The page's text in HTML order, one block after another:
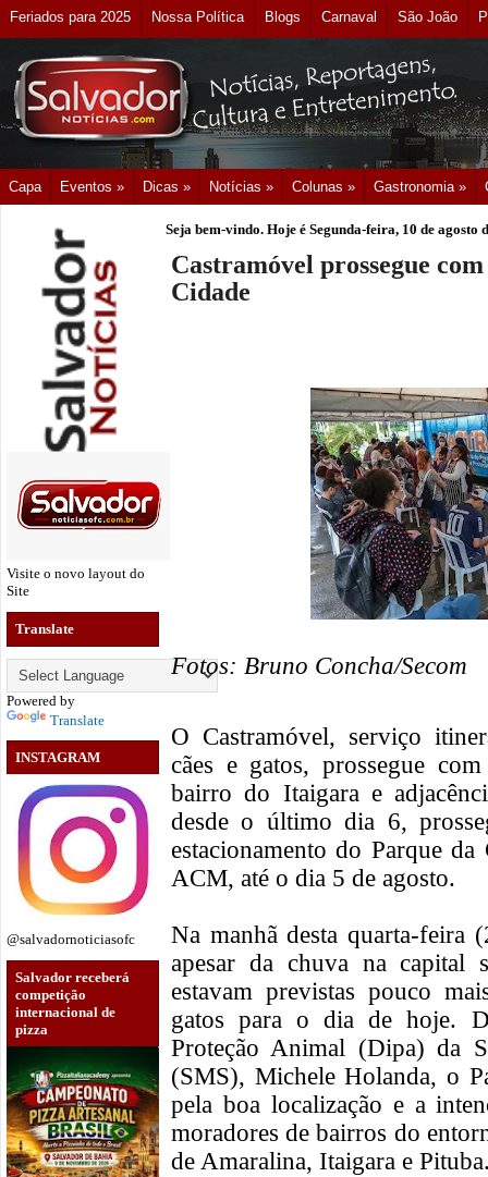
Feriados para 2025 Nossa Política Blogs Carnaval São João
Capa Eventos » Dicas » Notícias » Colunas » Gastronomia »
Visite o novo layout do
Site
Translate
Powered by
Translate
INSTAGRAM
@salvadornoticiasofc
Salvador receberá
competição
internacional de
pizza
Seja bem-vindo. Hoje é Segunda-feira, 10 de agosto
Castramóvel prossegue
Cidade
Fotos: Bruno Concha/Secom
O Castramóvel, serviço
cães e gatos, prossegue
bairro do Itaigara e
desde o último dia 6,
estacionamento do Parque
ACM, até o dia 5 de agosto.
Na manhã desta quarta-feira
apesar da chuva na capital
estavam previstas pouco
gatos para o dia de hoje.
Proteção Animal (Dipa) da
(SMS), Michele Holanda, o
pela boa localização e a
moradores de bairros do
de Amaralina, Itaigara e